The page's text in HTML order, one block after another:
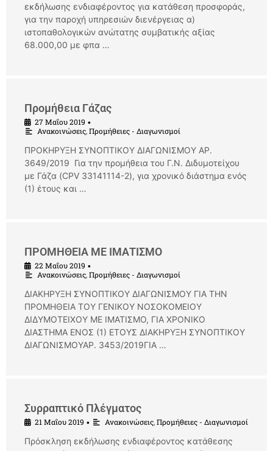
εκδήλωσης ενδιαφέροντος για κατάθεση προσφοράς,
για την παροχή υπηρεσιών διενέργειας α)
ιστοπαθολογικών ανώτατης συμβατικής αξίας
68.000,00 με φπα …
Προμήθεια Γάζας
27 Μαΐου 2019 •
Ανακοινώσεις,Προμήθειες - Διαγωνισμοί
ΠΡΟΚΗΡΥΞΗ ΣΥΝΟΠΤΙΚΟΥ ΔΙΑΓΩΝΙΣΜΟΥ ΑΡ.
3649/2019 Για την προμήθεια του Γ.Ν. Διδυμοτείχου
με Γάζα (CPV 33141114-2), για χρονικό διάστημα ενός
(1) έτους και …
ΠΡΟΜΗΘΕΙΑ ΜΕ ΙΜΑΤΙΣΜΟ
22 Μαΐου 2019 •
Ανακοινώσεις,Προμήθειες - Διαγωνισμοί
ΔΙΑΚΗΡΥΞΗ ΣΥΝΟΠΤΙΚΟΥ ΔΙΑΓΩΝΙΣΜΟΥ ΓΙΑ ΤΗΝ
ΠΡΟΜΗΘΕΙΑ ΤΟΥ ΓΕΝΙΚΟΥ ΝΟΣΟΚΟΜΕΙΟΥ
ΔΙΔΥΜΟΤΕΙΧΟΥ ME ΙΜΑΤΙΣΜΟ, ΓΙΑ ΧΡΟΝΙΚΟ
ΔΙΑΣΤΗΜΑ ΕΝΟΣ (1) ΕΤΟΥΣ ΔΙΑΚΗΡΥΞΗ ΣΥΝΟΠΤΙΚΟΥ
ΔΙΑΓΩΝΙΣΜΟΥΑΡ. 3453/2019ΓΙΑ …
Συρραπτικό Πλέγματος
21 Μαΐου 2019 • Ανακοινώσεις,Προμήθειες - Διαγωνισμοί
Πρόσκληση εκδήλωσης ενδιαφέροντος κατάθεσης